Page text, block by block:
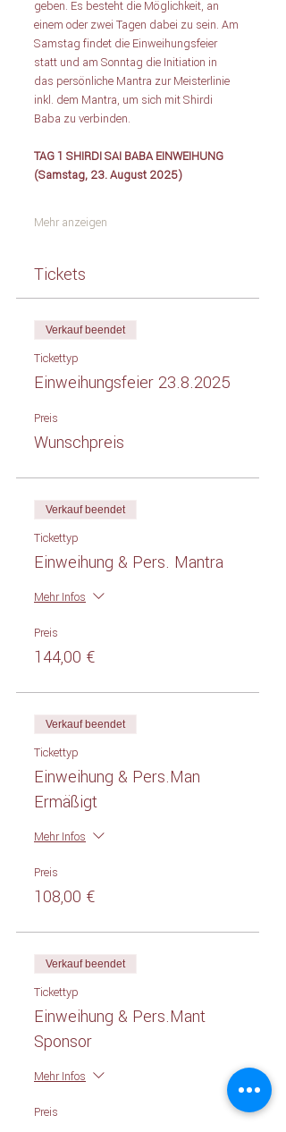
geben. Es besteht die Möglichkeit, an
einem oder zwei Tagen dabei zu sein. Am
Samstag findet die Einweihungsfeier
statt und am Sonntag die Initiation in
das persönliche Mantra zur Meisterlinie
inkl. dem Mantra, um sich mit Shirdi
Baba zu verbinden.
TAG 1 SHIRDI SAI BABA EINWEIHUNG
(Samstag, 23. August 2025)
Mehr anzeigen
Tickets
Verkauf beendet
Tickettyp
Einweihungsfeier 23.8.2025
Preis
Wunschpreis
Verkauf beendet
Tickettyp
Einweihung & Pers. Mantra
Mehr Infos
Preis
144,00 €
Verkauf beendet
Tickettyp
Einweihung & Pers.Man
Ermäßigt
Mehr Infos
Preis
108,00 €
Verkauf beendet
Tickettyp
Einweihung & Pers.Mant
Sponsor
Mehr Infos
Preis